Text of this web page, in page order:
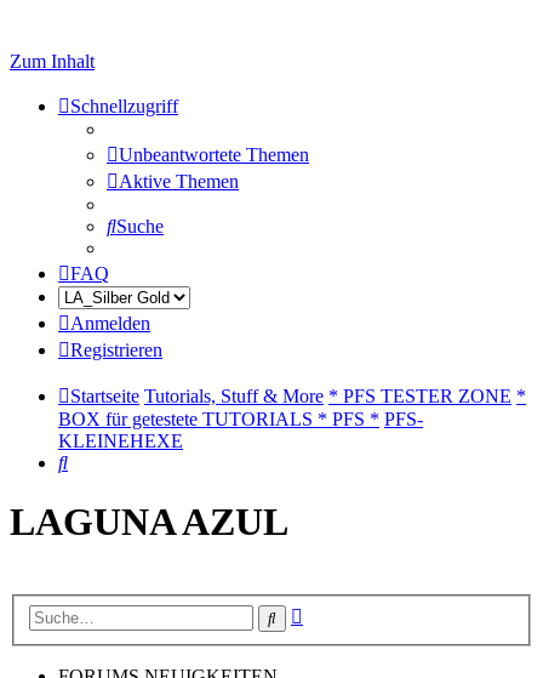
Zum Inhalt
Schnellzugriff
Unbeantwortete Themen
Aktive Themen
Suche
FAQ
Anmelden
Registrieren
Startseite Tutorials, Stuff & More * PFS TESTER ZONE *
BOX für getestete TUTORIALS * PFS * PFS-
KLEINEHEXE
Suche
LAGUNA AZUL
Suche